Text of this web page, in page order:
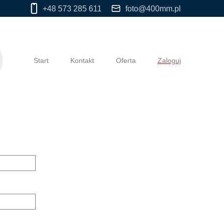
+48 573 285 611 foto@400mm.pl
Start Kontakt Oferta Zaloguj